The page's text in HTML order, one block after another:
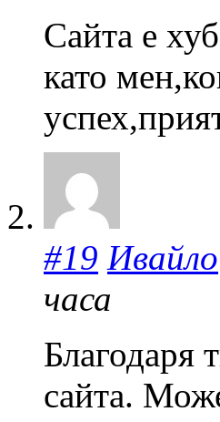
Сайта е
като
#19 Ивайло
часа
Благодаря
сайта.